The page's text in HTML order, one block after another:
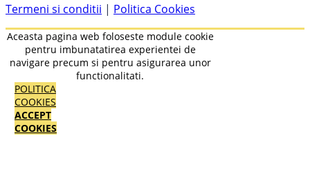
Termeni si conditii | Politica Cookies
Aceasta pagina web foloseste module cookie
pentru imbunatatirea experientei de
navigare precum si pentru asigurarea unor
functionalitati.
POLITICA
COOKIES
ACCEPT
COOKIES